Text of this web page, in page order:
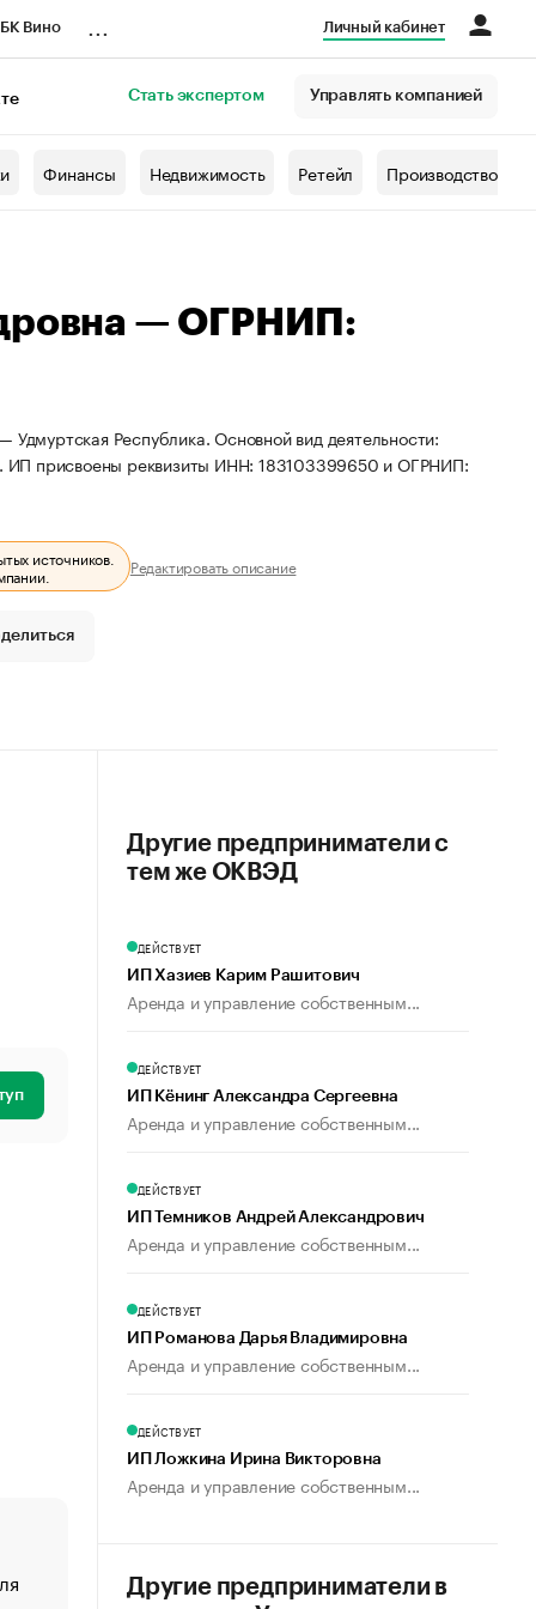
Вино Личный кабинет
Стать экспертом Управлять компанией
Финансы Недвижимость Ретейл Производство
— ОГРНИП:
Республика. Основной вид деятельности:
ИП присвоены реквизиты ИНН: 183103399650 и ОГРНИП:
источников.
Редактировать описание
«От спорта тело стареет иначе». Как живет глава
Другие предприниматели с
тем же ОКВЭД
ДЕЙСТВУЕТ
ИП Хазиев Карим Рашитович
Аренда и управление собственным...
ДЕЙСТВУЕТ
ИП Кёнинг Александра Сергеевна
Аренда и управление собственным...
ДЕЙСТВУЕТ
ИП Темников Андрей Александрович
Аренда и управление собственным...
ДЕЙСТВУЕТ
ИП Романова Дарья Владимировна
Аренда и управление собственным...
ДЕЙСТВУЕТ
ИП Ложкина Ирина Викторовна
Аренда и управление собственным...
Другие предприниматели в